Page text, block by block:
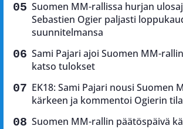
Suomen MM-rallissa hurjan
Sebastien Ogier paljasti
suunnitelmansa
Sami Pajari ajoi Suomen MM-
katso tulokset
EK18: Sami Pajari nousi Suomen
kärkeen ja kommentoi Ogierin
Suomen MM-rallin päätöspäivä